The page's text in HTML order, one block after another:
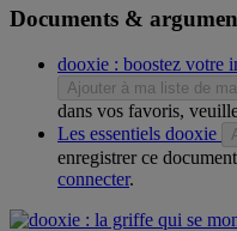
Documents &
dooxie : boostez votre
Ajouter à ma liste de
dans vos favoris,
Les essentiels dooxie
enregistrer ce
connecter.